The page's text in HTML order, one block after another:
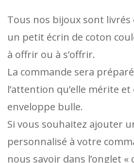
Tous nos bijoux sont livrés
un petit écrin de coton
à offrir ou à s’offrir.
La commande sera
l’attention qu’elle mérite
enveloppe bulle.
Si vous souhaitez ajouter
personnalisé à votre
nous savoir dans l’onglet «